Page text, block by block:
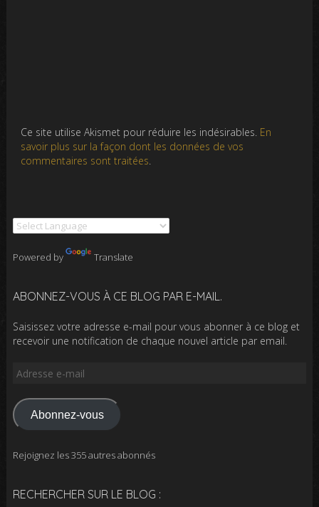
Ce site utilise Akismet pour réduire les indésirables. En
savoir plus sur la façon dont les données de vos
commentaires sont traitées.
Powered by Translate
ABONNEZ-VOUS À CE BLOG PAR E-MAIL.
Saisissez votre adresse e-mail pour vous abonner à ce blog et
recevoir une notification de chaque nouvel article par email.
Adresse
mail
Abonnez-vous
Rejoignez les 355 autres abonnés
RECHERCHER SUR LE BLOG :